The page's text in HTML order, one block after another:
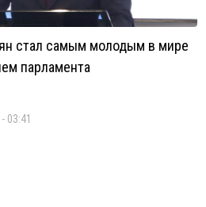
стал самым молодым в мире
парламента
03:41